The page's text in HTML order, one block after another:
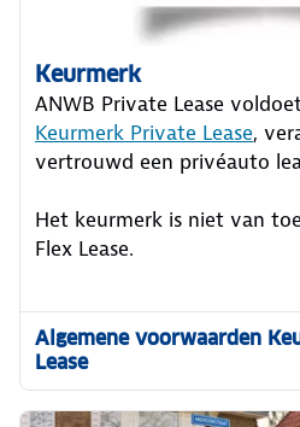
Keurmerk
ANWB Private Lease
Keurmerk Private Lease,
vertrouwd een privéauto
Het keurmerk is niet van
Flex Lease.
Algemene voorwaarden
Lease